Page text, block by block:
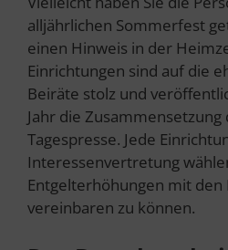
alljährlichen Sommerfest
einen Hinweis in der
Einrichtungen sind auf die
Beiräte stolz und
Jahr die
Tagespresse. Jede
Interessenvertretung
Entgelterhöhungen mit den
vereinbaren zu können.